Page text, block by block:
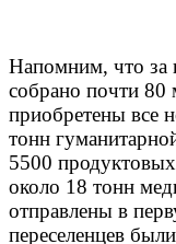
Напомним, что за
собрано почти 80
приобретены все
тонн
5500
около 18 тонн
отправлены в
переселенцев